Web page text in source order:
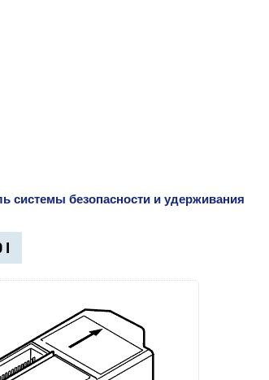
системы безопасности и удерживания
I